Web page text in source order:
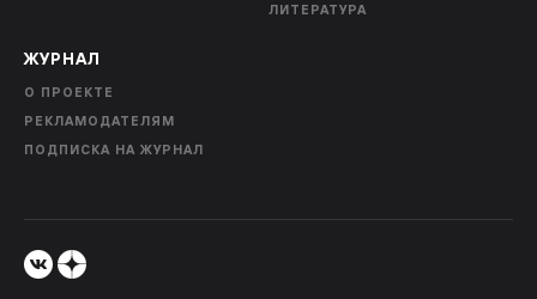
ЛИТЕРАТУРА
ЖУРНАЛ
О ПРОЕКТЕ
РЕКЛАМОДАТЕЛЯМ
ПОДПИСКА НА ЖУРНАЛ